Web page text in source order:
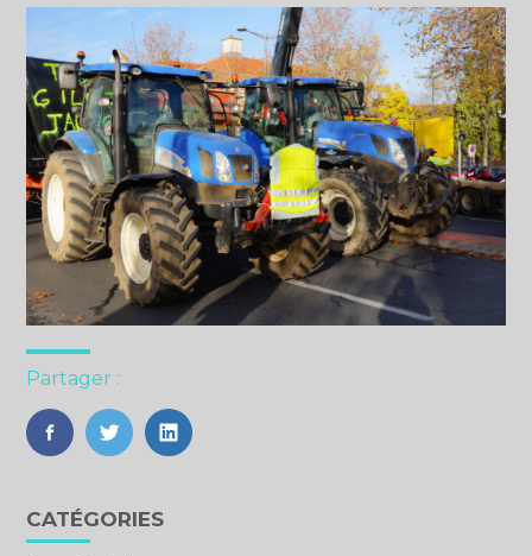
Partager :
FaceBook
TwitterLinkedIn
Blog
sidebar
CATÉGORIES